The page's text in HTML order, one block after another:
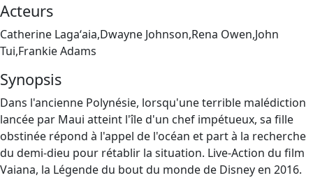
Acteurs
Catherine Lagaʻaia,Dwayne Johnson,Rena Owen,John
Tui,Frankie Adams
Synopsis
Dans l'ancienne Polynésie, lorsqu'une terrible malédiction
lancée par Maui atteint l'île d'un chef impétueux, sa fille
obstinée répond à l'appel de l'océan et part à la recherche
du demi-dieu pour rétablir la situation. Live-Action du film
Vaiana, la Légende du bout du monde de Disney en 2016.